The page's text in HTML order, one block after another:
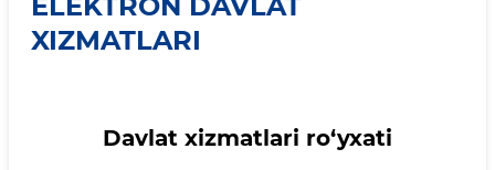
XIZMATLARI
Davlat xizmatlari ro‘yxati